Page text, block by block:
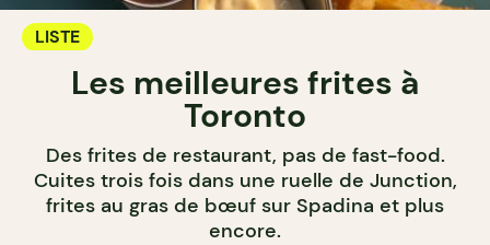
LISTE
Les meilleures frites à
Toronto
Des frites de restaurant, pas de fast-food.
Cuites trois fois dans une ruelle de Junction,
frites au gras de bœuf sur Spadina et plus
encore.